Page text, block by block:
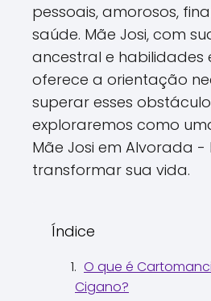
pessoais, amorosos,
saúde. Mãe Josi, com
ancestral e habilidades
oferece a orientação
superar esses
exploraremos como
Mãe Josi em Alvorada -
transformar sua vida.
Índice
O que é
Cigano?